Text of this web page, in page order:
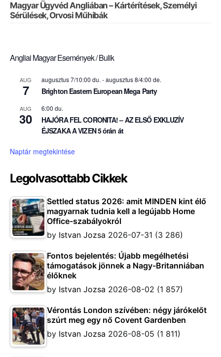
Magyar Ügyvéd Angliában – Kártérítések, Személyi
Sérülések, Orvosi Műhibák
Angliai Magyar Események / Bulik
AUG
7
augusztus 7/10:00 du. -augusztus 8/4:00 de.
Brighton Eastern European Mega Party
AUG
30
6:00 du.
HAJÓRA FEL CORONITA! – AZ ELSŐ EXKLUZÍV
ÉJSZAKA A VIZEN 5 órán át
Naptár megtekintése
Legolvasottabb Cikkek
Settled status 2026: amit MINDEN kint élő
magyarnak tudnia kell a legújabb Home
Office-szabályokról
by Istvan Jozsa 2026-07-31 (3 286)
Fontos bejelentés: Újabb megélhetési
támogatások jönnek a Nagy-Britanniában
élőknek
by Istvan Jozsa 2026-08-02 (1 857)
Vérontás London szívében: négy járókelőt
szúrt meg egy nő Covent Gardenben
by Istvan Jozsa 2026-08-05 (1 811)